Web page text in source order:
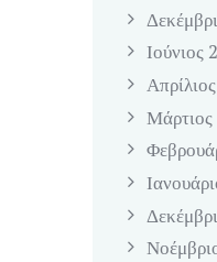
Ιούνιος
Απρίλιος
Μάρτιος